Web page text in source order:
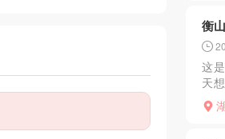
衡
这
天
是
进